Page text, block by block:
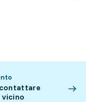
vicino